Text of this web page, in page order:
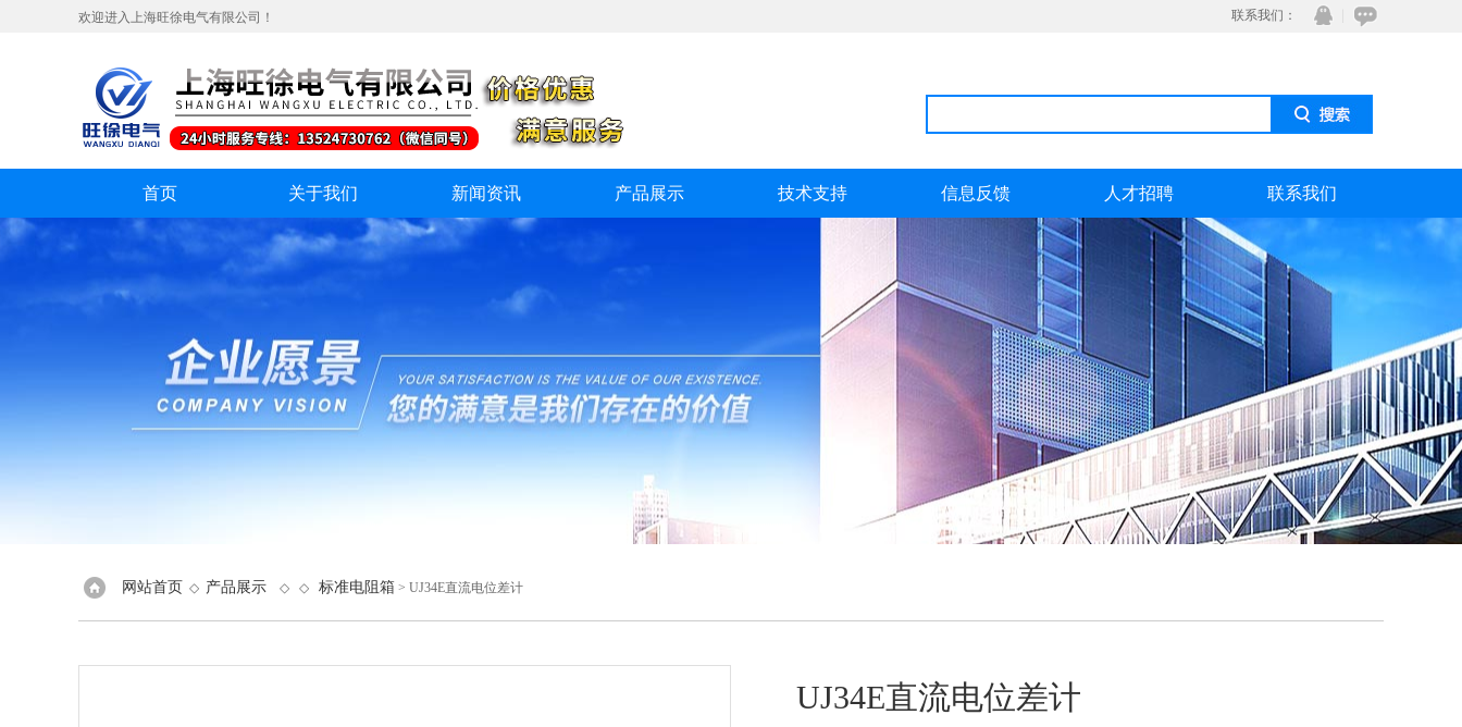
欢迎进入上海旺徐电气有限公司！ 联系我们：
在线咨
QQ
首页 关于我们 新闻资讯 产品展示 技术支持 信息反馈 人才招聘 联系我们
网站首页 ◇ 产品展示 ◇ ◇ 标准电阻箱 > UJ34E直流电位差计
UJ34E直流电位差计